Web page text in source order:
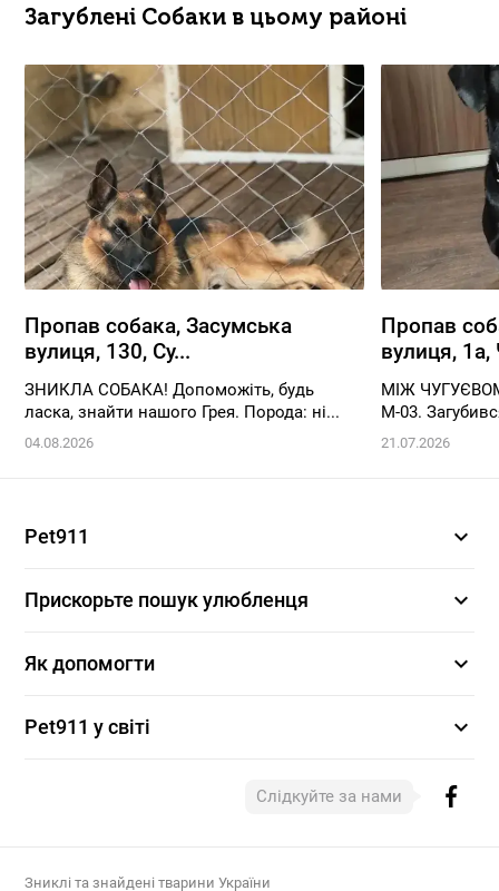
Загублені Собаки в цьому районі
Пропав собака, Засумська
вулиця, 130, Су...
ЗНИКЛА СОБАКА! Допоможіть, будь
ласка, знайти нашого Грея. Порода: ні...
04.08.2026
Пропав
вулиця, 1а,
МІЖ
М-03.
21.07.2026
Pet911 expand_more
Прискорьте пошук улюбленця expand_more
Як допомогти expand_more
Pet911 у світі expand_more
Слідкуйте за нами
Зниклі та знайдені тварини України